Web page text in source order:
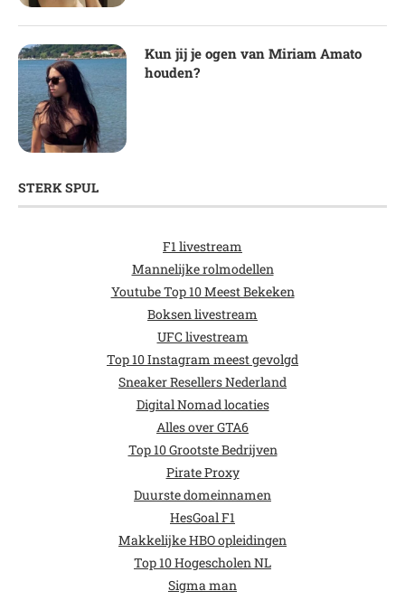
Kun jij je ogen van Miriam Amato
houden?
STERK SPUL
F1 livestream
Mannelijke rolmodellen
Youtube Top 10 Meest Bekeken
Boksen livestream
UFC livestream
Top 10 Instagram meest gevolgd
Sneaker Resellers Nederland
Digital Nomad locaties
Alles over GTA6
Top 10 Grootste Bedrijven
Pirate Proxy
Duurste domeinnamen
HesGoal F1
Makkelijke HBO opleidingen
Top 10 Hogescholen NL
Sigma man